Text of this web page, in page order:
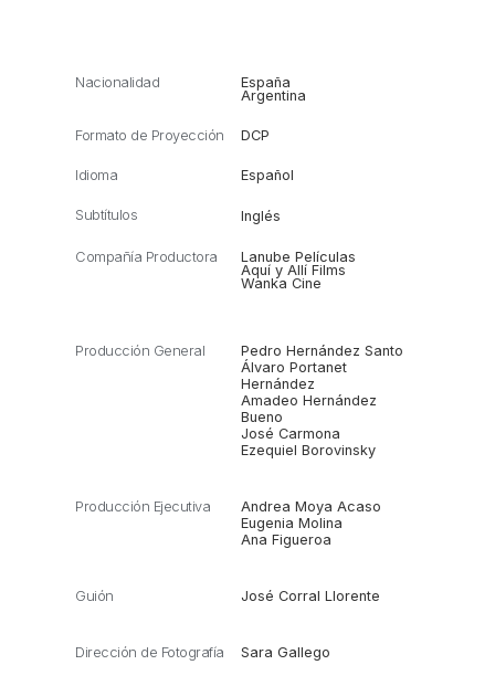
Nacionalidad
España
Argentina
Formato de Proyección DCP
Idioma Español
Subtítulos Inglés
Compañía Productora
Lanube Películas
Aquí y Allí Films
Wanka Cine
Producción General
Pedro Hernández Santo
Álvaro Portanet
Hernández
Amadeo Hernández
Bueno
José Carmona
Ezequiel Borovinsky
Producción Ejecutiva
Andrea Moya Acaso
Eugenia Molina
Ana Figueroa
Guión José Corral Llorente
Dirección de Fotografía Sara Gallego